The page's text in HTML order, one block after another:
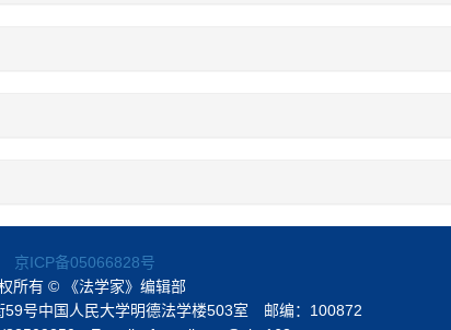
京ICP备05066828号
所有 © 《法学家》编辑部
59号中国人民大学明德法学楼503室 邮编：100872